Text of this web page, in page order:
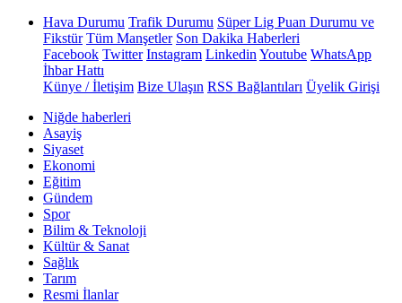
Hava Durumu Trafik Durumu Süper Lig Puan Durumu ve
Fikstür Tüm Manşetler Son Dakika Haberleri
Facebook Twitter Instagram Linkedin Youtube WhatsApp
İhbar Hattı
Künye / İletişim Bize Ulaşın RSS Bağlantıları Üyelik Girişi
Niğde haberleri
Asayiş
Siyaset
Ekonomi
Eğitim
Gündem
Spor
Bilim & Teknoloji
Kültür & Sanat
Sağlık
Tarım
Resmi İlanlar